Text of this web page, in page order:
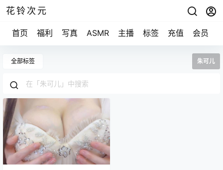
花铃次元
首页 福利 写真 ASMR 主播 标签 充值 会员
全部标签 朱可儿